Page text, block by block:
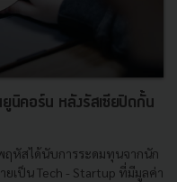
นิคอร์น หลังรัสเซียปิดกั้น
ฤหัสได้นับการระดมทุนจากนัก
เป็น Tech - Startup ที่มีมูลค่า